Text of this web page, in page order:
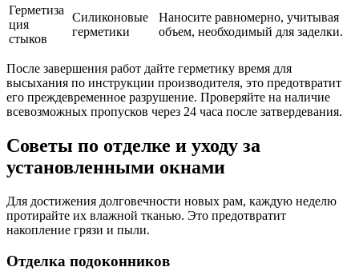
Герметиза
ция
стыков
Силиконовые
герметики
Наносите равномерно, учитывая
объем, необходимый для заделки.
После завершения работ дайте герметику время для
высыхания по инструкции производителя, это предотвратит
его преждевременное разрушение. Проверяйте на наличие
всевозможных пропусков через 24 часа после затвердевания.
Советы по отделке и уходу за
установленными окнами
Для достижения долговечности новых рам, каждую неделю
протирайте их влажной тканью. Это предотвратит
накопление грязи и пыли.
Отделка подоконников